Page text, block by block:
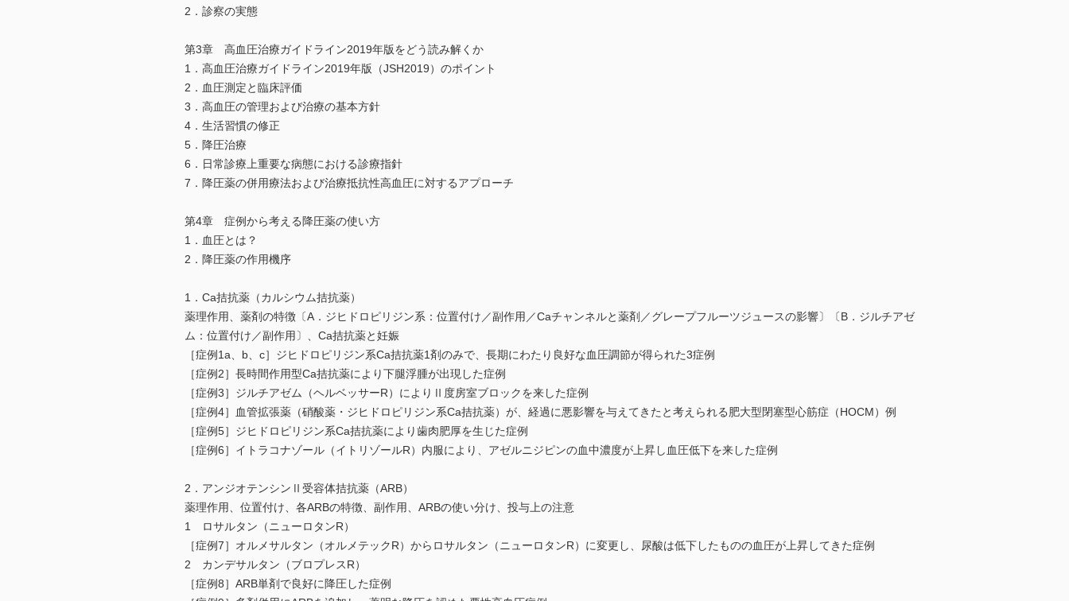
2．診察の実態
第3章 高血圧治療ガイドライン2019年版をどう読み解くか
1．高血圧治療ガイドライン2019年版（JSH2019）のポイント
2．血圧測定と臨床評価
3．高血圧の管理および治療の基本方針
4．生活習慣の修正
5．降圧治療
6．日常診療上重要な病態における診療指針
7．降圧薬の併用療法および治療抵抗性高血圧に対するアプローチ
第4章 症例から考える降圧薬の使い方
1．血圧とは？
2．降圧薬の作用機序
1．Ca拮抗薬（カルシウム拮抗薬）
薬理作用、薬剤の特徴〔A．ジヒドロピリジン系：位置付け／副作用／Caチャンネルと薬剤／グレープフルーツジュースの影響〕〔B．ジルチアゼ
ム：位置付け／副作用〕、Ca拮抗薬と妊娠
［症例1a、b、c］ジヒドロピリジン系Ca拮抗薬1剤のみで、長期にわたり良好な血圧調節が得られた3症例
［症例2］長時間作用型Ca拮抗薬により下腿浮腫が出現した症例
［症例3］ジルチアゼム（ヘルベッサーR）によりⅡ度房室ブロックを来した症例
［症例4］血管拡張薬（硝酸薬・ジヒドロピリジン系Ca拮抗薬）が、経過に悪影響を与えてきたと考えられる肥大型閉塞型心筋症（HOCM）例
［症例5］ジヒドロピリジン系Ca拮抗薬により歯肉肥厚を生じた症例
［症例6］イトラコナゾール（イトリゾールR）内服により、アゼルニジピンの血中濃度が上昇し血圧低下を来した症例
2．アンジオテンシンⅡ受容体拮抗薬（ARB）
薬理作用、位置付け、各ARBの特徴、副作用、ARBの使い分け、投与上の注意
1 ロサルタン（ニューロタンR）
［症例7］オルメサルタン（オルメテックR）からロサルタン（ニューロタンR）に変更し、尿酸は低下したものの血圧が上昇してきた症例
2 カンデサルタン（ブロプレスR）
［症例8］ARB単剤で良好に降圧した症例